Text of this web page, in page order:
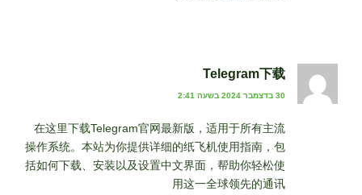
Telegram下载
30 בדצמבר 2024 בשעה 2:41
在这里下载Telegram官网最新版，适用于所有主流
操作系统。本站为你提供详细的纸飞机使用指南，包
括如何下载、安装以及设置中文界面，帮助你轻松使
用这一全球领先的通讯